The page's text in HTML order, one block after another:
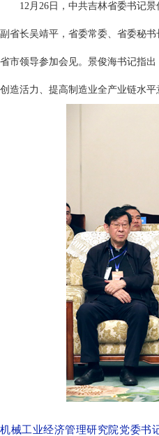
12月26日，中共吉林省委书记景
副省长吴靖平，省委常委、省委秘
省市领导参加会见。景俊海书记指
创造活力、提高制造业全产业链水平
机械工业经济管理研究院党委书